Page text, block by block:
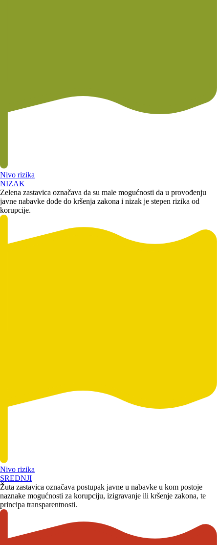
Nivo rizika
NIZAK
Zelena zastavica označava da su male mogućnosti da u provođenju
javne nabavke dođe do kršenja zakona i nizak je stepen rizika od
korupcije.
Nivo rizika
SREDNJI
Žuta zastavica označava postupak javne u nabavke u kom postoje
naznake mogućnosti za korupciju, izigravanje ili kršenje zakona, te
principa transparentnosti.